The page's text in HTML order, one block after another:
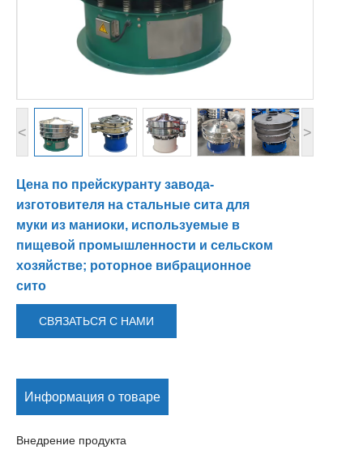
< >
Цена по прейскуранту завода-
изготовителя на стальные сита для
муки из маниоки, используемые в
пищевой промышленности и сельском
хозяйстве; роторное вибрационное
сито
СВЯЗАТЬСЯ С НАМИ
Информация о товаре
Внедрение продукта